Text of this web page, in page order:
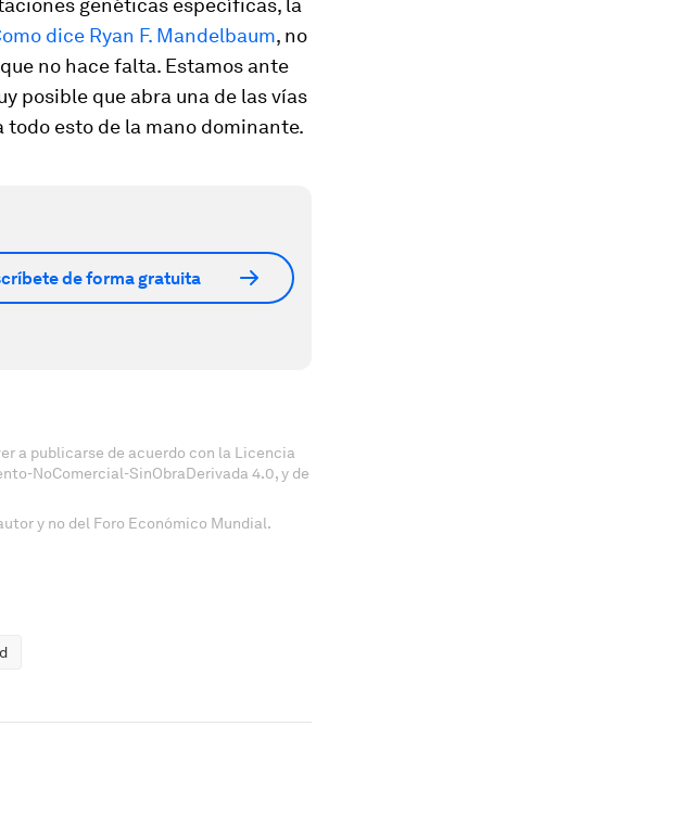
genéticas específicas, la
dice Ryan F. Mandelbaum, no
no hace falta. Estamos ante
posible que abra una de las vías
esto de la mano dominante.
de forma gratuita
a publicarse de acuerdo con la Licencia
NoComercial-SinObraDerivada 4.0, y de
y no del Foro Económico Mundial.